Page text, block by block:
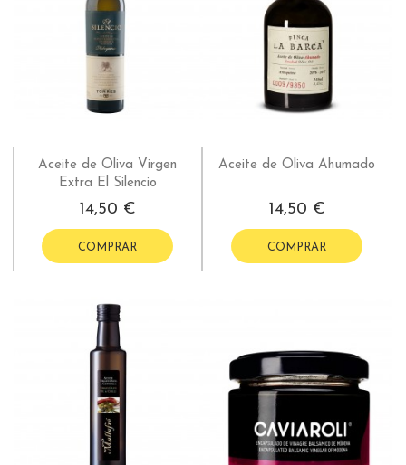
Aceite de Oliva Virgen
Extra El Silencio
14,50 €
COMPRAR
Aceite de Oliva Ahumado
14,50 €
COMPRAR